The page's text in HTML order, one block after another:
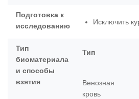
Подготовка к
исследованию
Исключить
Тип
биоматериала
и способы
взятия
Тип
Венозная
кровь